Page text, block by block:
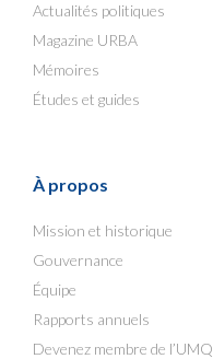
Actualités politiques
Magazine URBA
Mémoires
Études et guides
À propos
Mission et historique
Gouvernance
Équipe
Rapports annuels
Devenez membre de l’UMQ